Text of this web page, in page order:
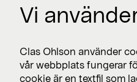
Lediga jobb >
Nyhetsrum >
Vi
Clas Ohlson använder
vår webbplats fungerar
cookie är en textfil som